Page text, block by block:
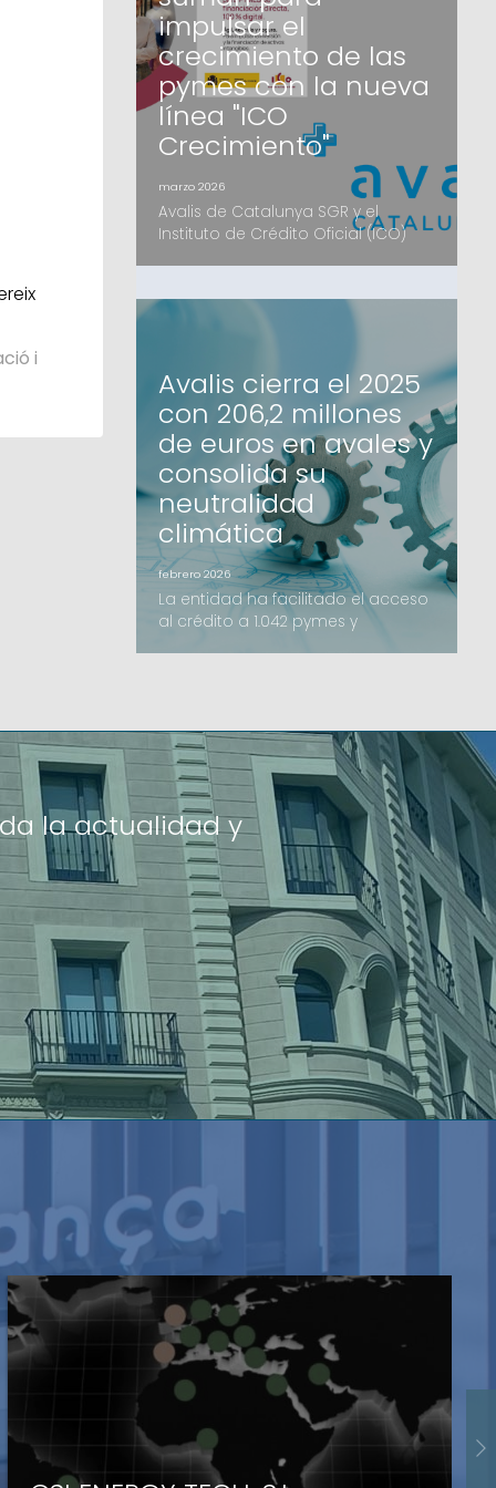
i
catalanesEl fondo, que ofrecerá
financiación de hasta 4 millones d
impulsar el
crecimiento de las
pymes con la nueva
línea "ICO
Crecimiento"
marzo 2026
Avalis de Catalunya SGR y el
Instituto de Crédito Oficial (ICO)
facilitar el acceso a la financiación
medianas empresas podrán
acceder a recursos en
condiciones preferentes y con el
apoyo de la garan
Avalis cierra el 2025
con 206,2 millones
de euros en avales y
consolida su
neutralidad
climática
febrero 2026
La entidad ha facilitado el acceso
al crédito a 1.042 pymes y
Catalunya ha cerrado el ejercicio
2025 con un volumen de importe
formalizado de 206,2 millones de
euros, una cifra que supera los
resultados del año anterior. La ac
la actualidad y